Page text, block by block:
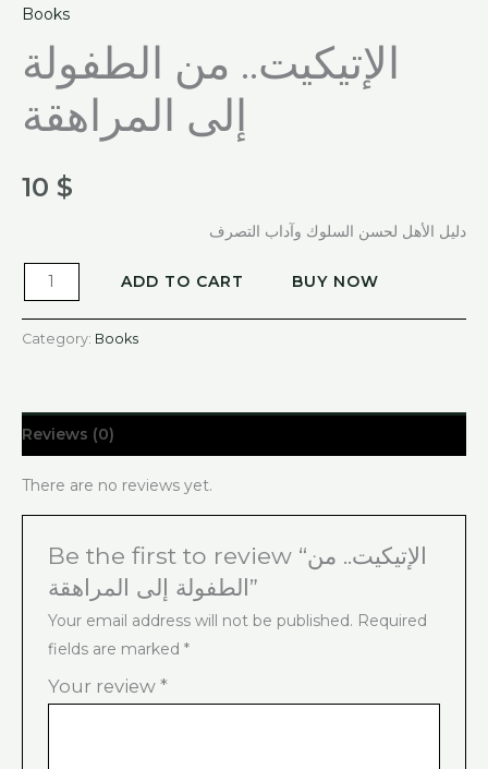
Books
الإتيكيت.. من الطفولة
إلى المراهقة
10 $
دليل الأهل لحسن السلوك وآداب التصرف
ADD TO CART BUY NOW
Category: Books
Reviews (0)
There are no reviews yet.
Be the first to review “الإتيكيت.. من
الطفولة إلى المراهقة”
Your email address will not be published. Required
fields are marked*
Your review*